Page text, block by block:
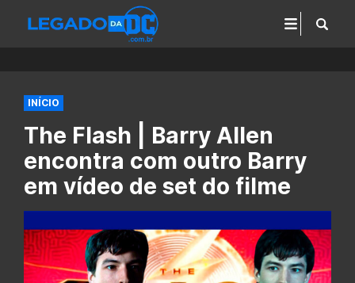
INÍCIO
The Flash | Barry Allen
encontra com outro Barry
em vídeo de set do filme